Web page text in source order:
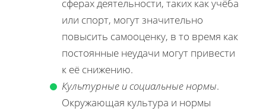
сферах деятельности, таких как учёба
или спорт, могут значительно
повысить самооценку, в то время как
постоянные неудачи могут привести
к её снижению.
Культурные и социальные нормы.
Окружающая культура и нормы